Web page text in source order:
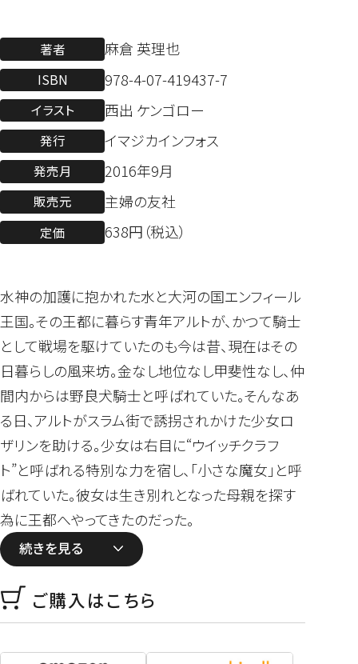
著者 麻倉 英理也
ISBN 978-4-07-419437-7
イラスト 西出 ケンゴロー
発行 イマジカインフォス
発売月 2016年9月
販売元 主婦の友社
定価 638円（税込）
水神の加護に抱かれた水と大河の国エンフィール
王国。その王都に暮らす青年アルトが、かつて騎士
として戦場を駆けていたのも今は昔、現在はその
日暮らしの風来坊。金なし地位なし甲斐性なし、仲
間内からは野良犬騎士と呼ばれていた。そんなあ
る日、アルトがスラム街で誘拐されかけた少女ロ
ザリンを助ける。少女は右目に“ウイッチクラフ
ト”と呼ばれる特別な力を宿し、「小さな魔女」と呼
ばれていた。彼女は生き別れとなった母親を探す
為に王都へやってきたのだった―――。
続きを見る
ご購入はこちら